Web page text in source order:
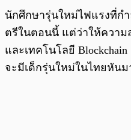
นักศึกษารุ่นใหม่ไฟแรงที่ก
ตรีในตอนนี้ แต่ว่าให้ความ
และเทคโนโลยี
จะมีเด็กรุ่นใหม่ในไทยหัน